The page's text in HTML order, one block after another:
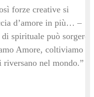
forze creative si
d’amore in più… –
spirituale può sorgere
Amore, coltiviamo
nel mondo.” –